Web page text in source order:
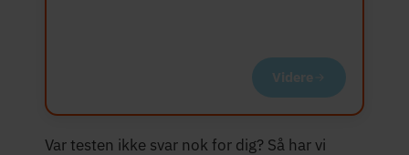
Videre
Var testen ikke svar nok for dig? Så har vi